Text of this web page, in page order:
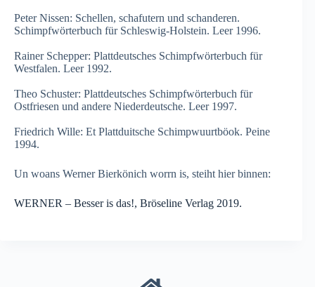
Peter Nissen: Schellen, schafutern und schanderen.
Schimpfwörterbuch für Schleswig-Holstein. Leer 1996.
Rainer Schepper: Plattdeutsches Schimpfwörterbuch für
Westfalen. Leer 1992.
Theo Schuster: Plattdeutsches Schimpfwörterbuch für
Ostfriesen und andere Niederdeutsche. Leer 1997.
Friedrich Wille: Et Plattduitsche Schimpwuurtböok. Peine
1994.
Un woans Werner Bierkönich worrn is, steiht hier binnen:
WERNER – Besser is das!, Bröseline Verlag 2019.